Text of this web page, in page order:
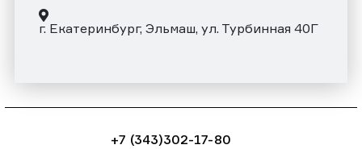
г. Екатеринбург, Эльмаш, ул. Турбинная 40Г
+7 (343)302-17-80